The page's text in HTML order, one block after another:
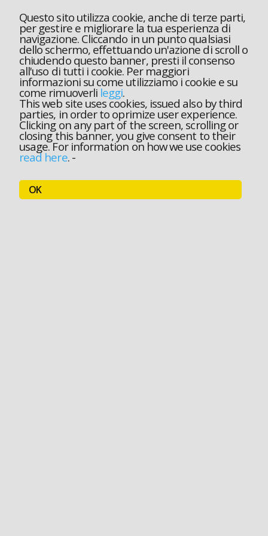
Questo sito utilizza cookie, anche di terze parti,
per gestire e migliorare la tua esperienza di
navigazione. Cliccando in un punto qualsiasi
dello schermo, effettuando un'azione di scroll o
chiudendo questo banner, presti il consenso
all'uso di tutti i cookie. Per maggiori
informazioni su come utilizziamo i cookie e su
come rimuoverli leggi.
This web site uses cookies, issued also by third
parties, in order to oprimize user experience.
Clicking on any part of the screen, scrolling or
closing this banner, you give consent to their
usage. For information on how we use cookies
read here.-
OK